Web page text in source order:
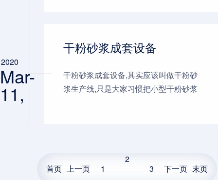
2020
Mar-
11,
干粉砂浆成套设备
干粉砂浆成套设备,其实应该叫做干粉砂
浆生产线,只是大家习惯把小型干粉砂浆
首页 上一页 1
2
3
下一页 末页